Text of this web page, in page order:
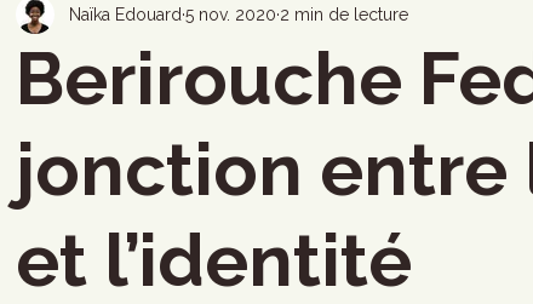
sociaux Dossier spécial Actualités
Musique Société Divers Coup de
2024
Berirouche
jonction entre
et l’identité
Naïka Edouard 5 nov. 2020 2 min de lecture